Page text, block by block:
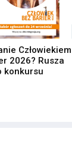
Człowiekiem
2026? Rusza
konkursu